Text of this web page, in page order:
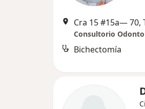
Cra 15 #15a— 70,
Consultorio
Bichectomía